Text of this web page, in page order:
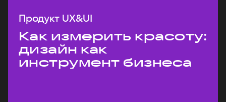
Продукт UX&UI
Как измерить красоту:
дизайн как
инструмент бизнеса